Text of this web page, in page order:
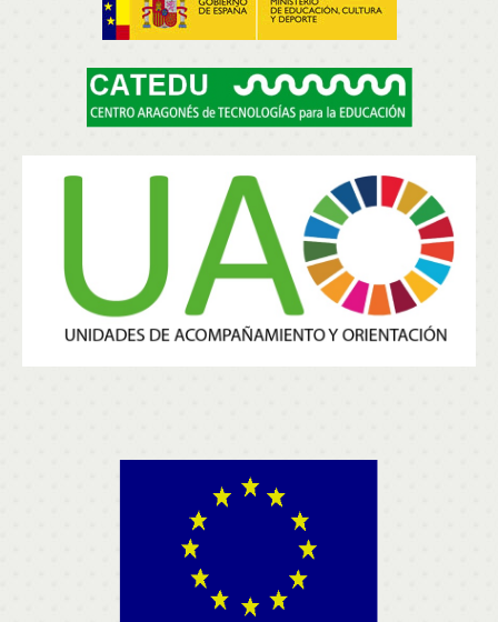
todavía más.`` - Proverbio hindú
``La primera tarea de la educación es agitar
desarrolle.`` - Maria Montessori (1870-1952)
``La educación es el pasaporte hacia el
futuro, el mañana pertenece a aquellos que
se preparan para él en el día de hoy.`` -
Malcolm X (1925-1965)
``Lo que de raíz se aprende nunca del todo se
olvida.`` - Séneca (2 AC-65)
``La educación es el arma más poderosa para
cambiar el mundo.`` - Nelson Mandela (1918-
2013)
``Dime y lo olvido, enséñame y lo recuerdo,
involúcrame y lo aprendo`` - Benjamin
Franklin (1706-1790)